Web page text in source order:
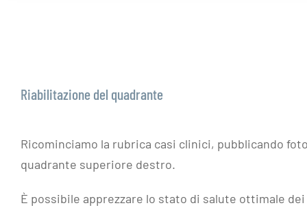
Riabilitazione del quadrante
Ricominciamo la rubrica casi clinici, pubblicando
quadrante superiore destro.
È possibile apprezzare lo stato di salute ottimale